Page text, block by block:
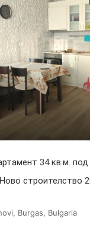
34 кв.м.
строителство
Burgas, Bulgaria